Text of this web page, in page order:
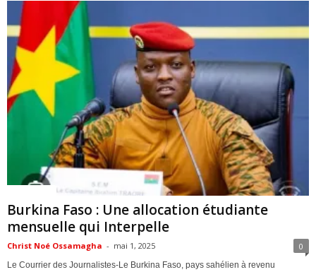
Burkina Faso : Une allocation étudiante
mensuelle qui Interpelle
Christ Noé Ossamagha - mai 1, 2025 0
Le Courrier des Journalistes-Le Burkina Faso, pays sahélien à revenu